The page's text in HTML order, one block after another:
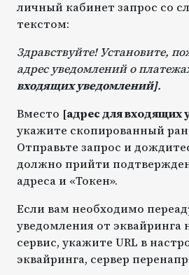
личный кабинет запрос со
текстом:
Здравствуйте! Установите,
адрес уведомлений о
входящих уведомлений].
Вместо [адрес для входящих
укажите скопированный
Отправьте запрос и
должно прийти
адреса и «Токен».
Если вам необходимо
уведомления от эквайринга
сервис, укажите URL в
эквайринга, сервер